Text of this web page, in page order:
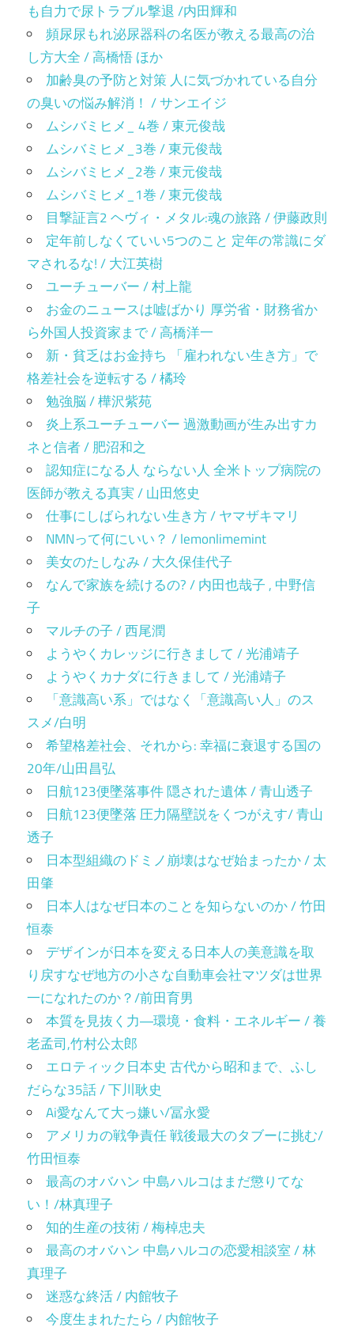
も自力で尿トラブル撃退 /内田輝和
頻尿尿もれ泌尿器科の名医が教える最高の治
し方大全 / 高橋悟 ほか
加齢臭の予防と対策 人に気づかれている自分
の臭いの悩み解消！ / サンエイジ
ムシバミヒメ_ 4巻 / 東元俊哉
ムシバミヒメ_3巻 / 東元俊哉
ムシバミヒメ_2巻 / 東元俊哉
ムシバミヒメ_1巻 / 東元俊哉
目撃証言2 ヘヴィ・メタル:魂の旅路 / 伊藤政則
定年前しなくていい5つのこと 定年の常識にダ
マされるな! / 大江英樹
ユーチューバー / 村上龍
お金のニュースは嘘ばかり 厚労省・財務省か
ら外国人投資家まで / 高橋洋一
新・貧乏はお金持ち 「雇われない生き方」で
格差社会を逆転する / 橘玲
勉強脳 / 樺沢紫苑
炎上系ユーチューバー 過激動画が生み出すカ
ネと信者 / 肥沼和之
認知症になる人 ならない人 全米トップ病院の
医師が教える真実 / 山田悠史
仕事にしばられない生き方 / ヤマザキマリ
NMNって何にいい？ / lemonlimemint
美女のたしなみ / 大久保佳代子
なんで家族を続けるの? / 内田也哉子 , 中野信
子
マルチの子 / 西尾潤
ようやくカレッジに行きまして / 光浦靖子
ようやくカナダに行きまして / 光浦靖子
「意識高い系」ではなく「意識高い人」のス
スメ/白明
希望格差社会、それから: 幸福に衰退する国の
20年/山田昌弘
日航123便墜落事件 隠された遺体 / 青山透子
日航123便墜落 圧力隔壁説をくつがえす/ 青山
透子
日本型組織のドミノ崩壊はなぜ始まったか / 太
田肇
日本人はなぜ日本のことを知らないのか / 竹田
恒泰
デザインが日本を変える日本人の美意識を取
り戻すなぜ地方の小さな自動車会社マツダは世界
一になれたのか？/前田育男
本質を見抜く力―環境・食料・エネルギー / 養
老孟司,竹村公太郎
エロティック日本史 古代から昭和まで、ふし
だらな35話 / 下川耿史
Ai愛なんて大っ嫌い/冨永愛
アメリカの戦争責任 戦後最大のタブーに挑む/
竹田恒泰
最高のオバハン 中島ハルコはまだ懲りてな
い！/林真理子
知的生産の技術 / 梅棹忠夫
最高のオバハン 中島ハルコの恋愛相談室 / 林
真理子
迷惑な終活 / 内館牧子
今度生まれたたら / 内館牧子